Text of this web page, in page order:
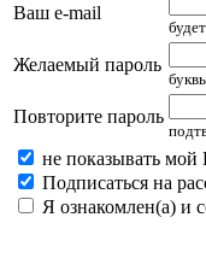
Ваш e-mail
Желаемый пароль
Повторите пароль
не показывать мой
Подписаться на
Я ознакомлен(а) и